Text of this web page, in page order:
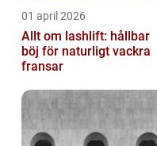
01 april 2026
Allt om lashlift: hållbar
böj för naturligt vackra
fransar